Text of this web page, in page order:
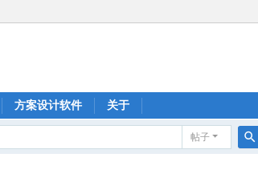
方案设计软件 关于
帖子